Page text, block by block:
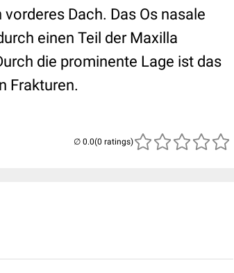
Dach. Das Os nasale
einen Teil der Maxilla
die prominente Lage ist das
Frakturen.
(0 ratings)